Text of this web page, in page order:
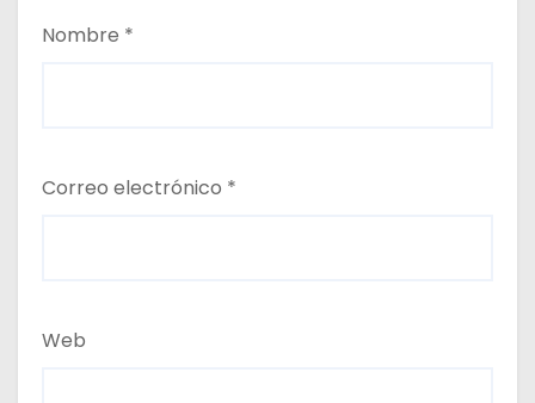
Nombre *
Correo electrónico *
Web